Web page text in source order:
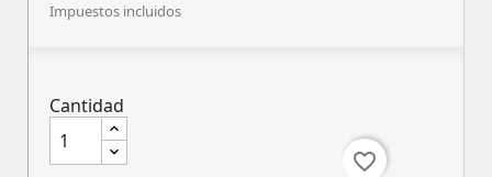
Impuestos incluidos
Cantidad
favorite_border